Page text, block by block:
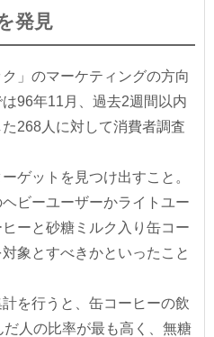
発見
」のマーケティングの方向
96年11月、過去2週間以内
268人に対して消費者調査
ゲットを見つけ出すこと。
ビーユーザーかライトユー
ーと砂糖ミルク入り缶コー
象とすべきかといったこと
を行うと、缶コーヒーの飲
人の比率が最も高く、無糖